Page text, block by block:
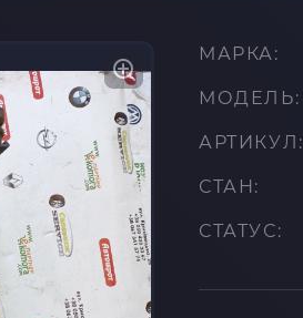
МАРКА:
МОДЕЛЬ:
АРТИКУЛ:
СТАН:
СТАТУС: